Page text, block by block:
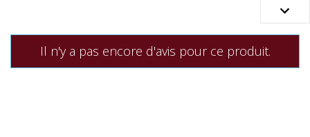

Il n'y a pas encore d'avis pour ce produit.